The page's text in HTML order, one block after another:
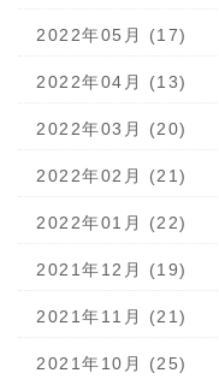
2022年05月 (17)
2022年04月 (13)
2022年03月 (20)
2022年02月 (21)
2022年01月 (22)
2021年12月 (19)
2021年11月 (21)
2021年10月 (25)